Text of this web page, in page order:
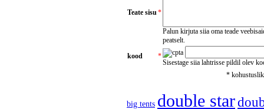
Teate sisu*
Palun kirjuta siia oma teade
peatselt.
kood
*
Sisestage siia lahtrisse pildil olev
*
big tents double star